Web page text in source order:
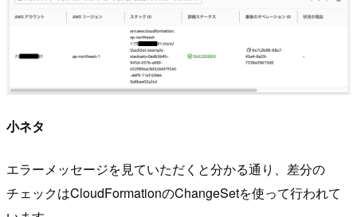
小ネタ
エラーメッセージを見ていただくと分かる通り、差分の
チェックはCloudFormationのChangeSetを使って行われて